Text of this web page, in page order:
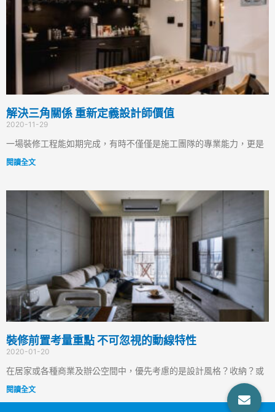
解決三角關係 重新定義設計師價值
2020-11-29
一場裝修工程能如期完成，有時不僅僅是施工團隊的專業能力，更是
閱讀全文
裝修前置考量重點 不可忽視的動線特性
2020-01-20
在居家或各種商業及辦公空間中，優先考慮的是設計風格？收納？或
閱讀全文